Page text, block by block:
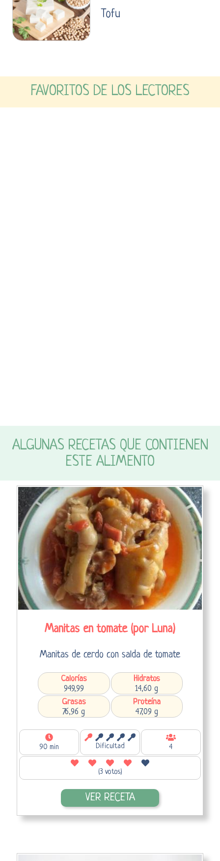
Tofu
FAVORITOS DE LOS LECTORES
ALGUNAS RECETAS QUE CONTIENEN
ESTE ALIMENTO
Manitas en tomate (por Luna)
Manitas de cerdo con salda de tomate
Calorías
949,99
Hidratos
14,60 g
Grasas
76,96 g
Proteína
47,09 g
90 min Dificultad 4
(3 votos)
VER RECETA